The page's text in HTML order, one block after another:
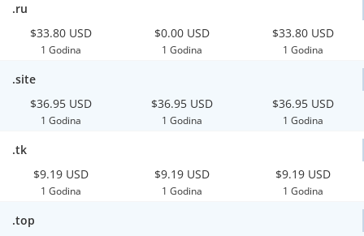
.ru
$33.80 USD
1 Godina
$0.00 USD
1 Godina
$33.80 USD
1 Godina
.site
$36.95 USD
1 Godina
$36.95 USD
1 Godina
$36.95 USD
1 Godina
.tk
$9.19 USD
1 Godina
$9.19 USD
1 Godina
$9.19 USD
1 Godina
.top